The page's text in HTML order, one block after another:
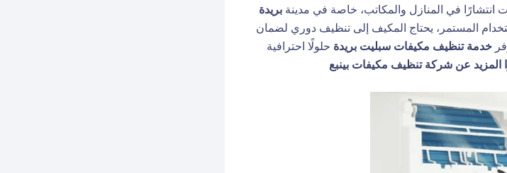
انتشارًا في المنازل والمكاتب، خاصة في مدينة بريدة
المستمر، يحتاج المكيف إلى تنظيف دوري لضمان
خدمة تنظيف مكيفات سبليت بريدة حلولًا احترافية
المزيد عن شركة تنظيف مكيفات بينبع